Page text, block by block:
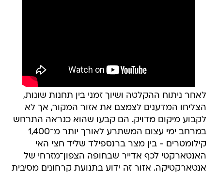
לאחר ניתוח ההקלטה ושיוך זמני בין תחנות שונות,
הצליחו המדענים לצמצם את אזור המקור, אך לא
לקבוע מיקום מדויק. הם קבעו שהוא כנראה התרחש
במרחב ימי עצום המשתרע לאורך יותר מ־1,400
קילומטרים - בין מצר ברנספילד שליד חצי האי
האנטארקטי לכף אדייר שבחופה הצפון־מזרחי של
אנטארקטיקה. אזור זה ידוע בתנועת קרחונים מסיבית